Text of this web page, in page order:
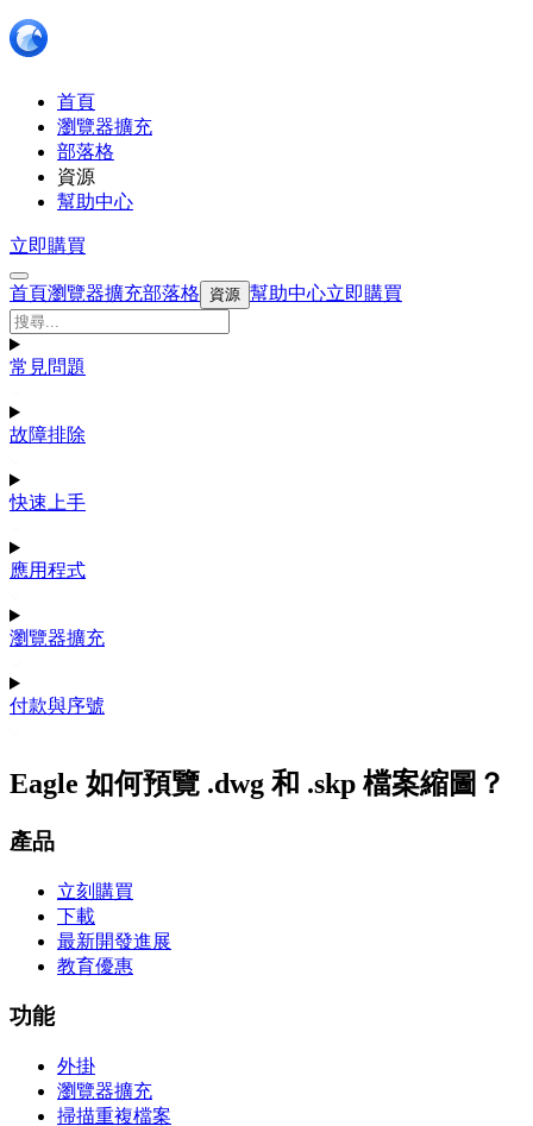
首頁
瀏覽器擴充
部落格
資源
幫助中心
立即購買
首頁瀏覽器擴充部落格 資源 幫助中心立即購買
常見問題
故障排除
快速上手
應用程式
瀏覽器擴充
付款與序號
Eagle 如何預覽 .dwg 和 .skp 檔案縮圖？
產品
立刻購買
下載
最新開發進展
教育優惠
功能
外掛
瀏覽器擴充
掃描重複檔案